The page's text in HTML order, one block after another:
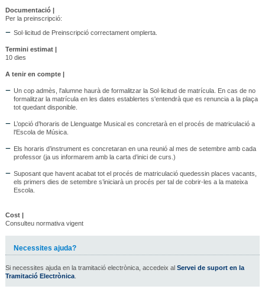
Documentació |
Per la preinscripció:
Sol·licitud de Preinscripció correctament omplerta.
Termini estimat |
10 dies
A tenir en compte |
Un cop admès, l'alumne haurà de formalitzar la Sol·licitud de matrícula. En cas de no
formalitzar la matrícula en les dates establertes s'entendrà que es renuncia a la plaça
tot quedant disponible.
L’opció d’horaris de Llenguatge Musical es concretarà en el procés de matriculació a
l'Escola de Música.
Els horaris d’instrument es concretaran en una reunió al mes de setembre amb cada
professor (ja us informarem amb la carta d’inici de curs.)
Suposant que havent acabat tot el procés de matriculació quedessin places vacants,
els primers dies de setembre s’iniciarà un procés per tal de cobrir-les a la mateixa
Escola.
Cost |
Consulteu normativa vigent
Necessites ajuda?
Si necessites ajuda en la tramitació electrònica, accedeix al Servei de suport en la
Tramitació Electrònica.